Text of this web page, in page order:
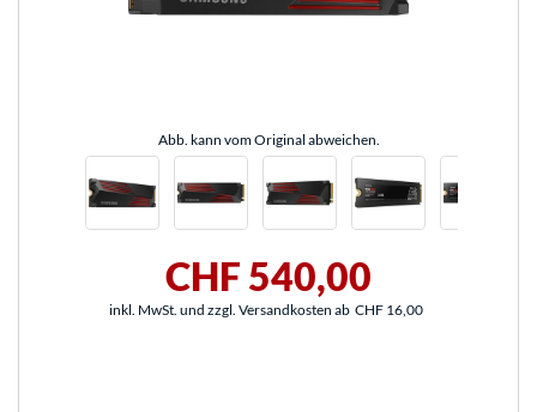
Abb. kann vom Original abweichen.
CHF 540,00
inkl. MwSt. und zzgl. Versandkosten ab CHF 16,00